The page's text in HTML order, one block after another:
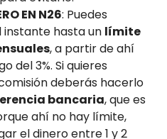
EN N26: Puedes
instante hasta un límite
, a partir de ahí
del 3%. Si quieres
deberás hacerlo
bancaria, que es
ahí no hay límite,
el dinero entre 1 y 2